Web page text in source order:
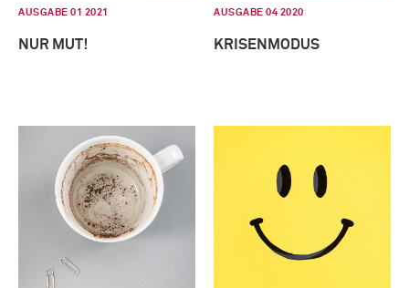
AUSGABE 01 2021
NUR MUT!
AUSGABE 04 2020
KRISENMODUS